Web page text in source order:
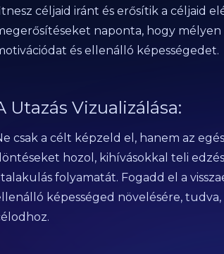
céljaid iránt és erősítik a céljaid
naponta, hogy
és ellenálló képességedet.
Utazás Vizualizálása:
csak a célt képzeld el, hanem az
hozol, kihívásokkal teli
folyamatát. Fogadd el a
képességed növelésére,